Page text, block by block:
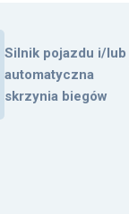
Silnik pojazdu i/lub
automatyczna
skrzynia biegów